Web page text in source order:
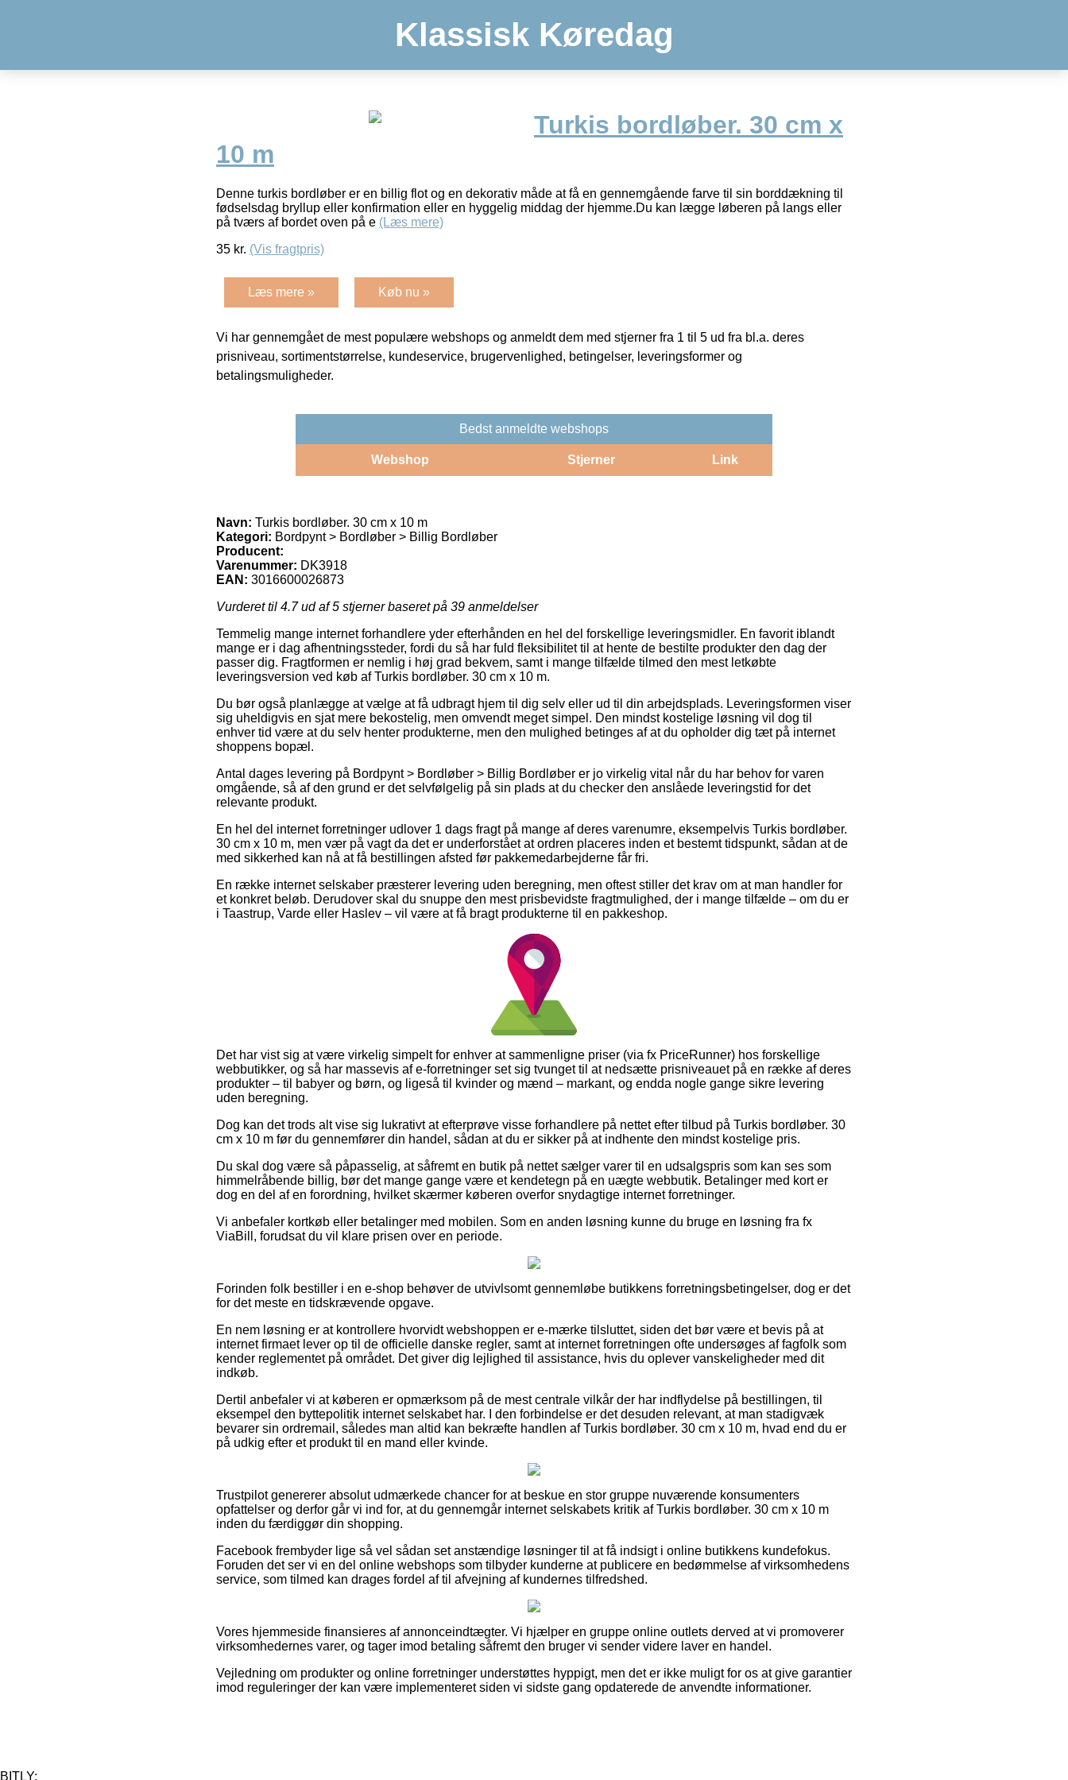
Klassisk Køredag
Turkis bordløber. 30 cm x
10 m
Denne turkis bordløber er en billig flot og en dekorativ måde at få en gennemgående farve til sin borddækning til
fødselsdag bryllup eller konfirmation eller en hyggelig middag der hjemme.Du kan lægge løberen på langs eller
på tværs af bordet oven på e (Læs mere)
35 kr. (Vis fragtpris)
Læs mere » Køb nu »
Vi har gennemgået de mest populære webshops og anmeldt dem med stjerner fra 1 til 5 ud fra bl.a. deres
prisniveau, sortimentstørrelse, kundeservice, brugervenlighed, betingelser, leveringsformer og
betalingsmuligheder.
Bedst anmeldte webshops
Webshop Stjerner Link
Navn: Turkis bordløber. 30 cm x 10 m
Kategori: Bordpynt > Bordløber > Billig Bordløber
Producent:
Varenummer: DK3918
EAN: 3016600026873
Vurderet til 4.7ud af 5 stjerner baseret på 39 anmeldelser
Temmelig mange internet forhandlere yder efterhånden en hel del forskellige leveringsmidler. En favorit iblandt
mange er i dag afhentningssteder, fordi du så har fuld fleksibilitet til at hente de bestilte produkter den dag der
passer dig. Fragtformen er nemlig i høj grad bekvem, samt i mange tilfælde tilmed den mest letkøbte
leveringsversion ved køb af Turkis bordløber. 30 cm x 10 m.
Du bør også planlægge at vælge at få udbragt hjem til dig selv eller ud til din arbejdsplads. Leveringsformen viser
sig uheldigvis en sjat mere bekostelig, men omvendt meget simpel. Den mindst kostelige løsning vil dog til
enhver tid være at du selv henter produkterne, men den mulighed betinges af at du opholder dig tæt på internet
shoppens bopæl.
Antal dages levering på Bordpynt > Bordløber > Billig Bordløber er jo virkelig vital når du har behov for varen
omgående, så af den grund er det selvfølgelig på sin plads at du checker den anslåede leveringstid for det
relevante produkt.
En hel del internet forretninger udlover 1 dags fragt på mange af deres varenumre, eksempelvis Turkis bordløber.
30 cm x 10 m, men vær på vagt da det er underforstået at ordren placeres inden et bestemt tidspunkt, sådan at de
med sikkerhed kan nå at få bestillingen afsted før pakkemedarbejderne får fri.
En række internet selskaber præsterer levering uden beregning, men oftest stiller det krav om at man handler for
et konkret beløb. Derudover skal du snuppe den mest prisbevidste fragtmulighed, der i mange tilfælde – om du er
i Taastrup, Varde eller Haslev – vil være at få bragt produkterne til en pakkeshop.
Det har vist sig at være virkelig simpelt for enhver at sammenligne priser (via fx PriceRunner) hos forskellige
webbutikker, og så har massevis af e-forretninger set sig tvunget til at nedsætte prisniveauet på en række af deres
produkter – til babyer og børn, og ligeså til kvinder og mænd – markant, og endda nogle gange sikre levering
uden beregning.
Dog kan det trods alt vise sig lukrativt at efterprøve visse forhandlere på nettet efter tilbud på Turkis bordløber. 30
cm x 10 m før du gennemfører din handel, sådan at du er sikker på at indhente den mindst kostelige pris.
Du skal dog være så påpasselig, at såfremt en butik på nettet sælger varer til en udsalgspris som kan ses som
himmelråbende billig, bør det mange gange være et kendetegn på en uægte webbutik. Betalinger med kort er
dog en del af en forordning, hvilket skærmer køberen overfor snydagtige internet forretninger.
Vi anbefaler kortkøb eller betalinger med mobilen. Som en anden løsning kunne du bruge en løsning fra fx
ViaBill, forudsat du vil klare prisen over en periode.
Forinden folk bestiller i en e-shop behøver de utvivlsomt gennemløbe butikkens forretningsbetingelser, dog er det
for det meste en tidskrævende opgave.
En nem løsning er at kontrollere hvorvidt webshoppen er e-mærke tilsluttet, siden det bør være et bevis på at
internet firmaet lever op til de officielle danske regler, samt at internet forretningen ofte undersøges af fagfolk som
kender reglementet på området. Det giver dig lejlighed til assistance, hvis du oplever vanskeligheder med dit
indkøb.
Dertil anbefaler vi at køberen er opmærksom på de mest centrale vilkår der har indflydelse på bestillingen, til
eksempel den byttepolitik internet selskabet har. I den forbindelse er det desuden relevant, at man stadigvæk
bevarer sin ordremail, således man altid kan bekræfte handlen af Turkis bordløber. 30 cm x 10 m, hvad end du er
på udkig efter et produkt til en mand eller kvinde.
Trustpilot genererer absolut udmærkede chancer for at beskue en stor gruppe nuværende konsumenters
opfattelser og derfor går vi ind for, at du gennemgår internet selskabets kritik af Turkis bordløber. 30 cm x 10 m
inden du færdiggør din shopping.
Facebook frembyder lige så vel sådan set anstændige løsninger til at få indsigt i online butikkens kundefokus.
Foruden det ser vi en del online webshops som tilbyder kunderne at publicere en bedømmelse af virksomhedens
service, som tilmed kan drages fordel af til afvejning af kundernes tilfredshed.
Vores hjemmeside finansieres af annonceindtægter. Vi hjælper en gruppe online outlets derved at vi promoverer
virksomhedernes varer, og tager imod betaling såfremt den bruger vi sender videre laver en handel.
Vejledning om produkter og online forretninger understøttes hyppigt, men det er ikke muligt for os at give garantier
imod reguleringer der kan være implementeret siden vi sidste gang opdaterede de anvendte informationer.
BITLY: